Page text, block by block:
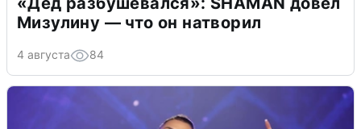
Мизулину — что он натворил
4 августа 84